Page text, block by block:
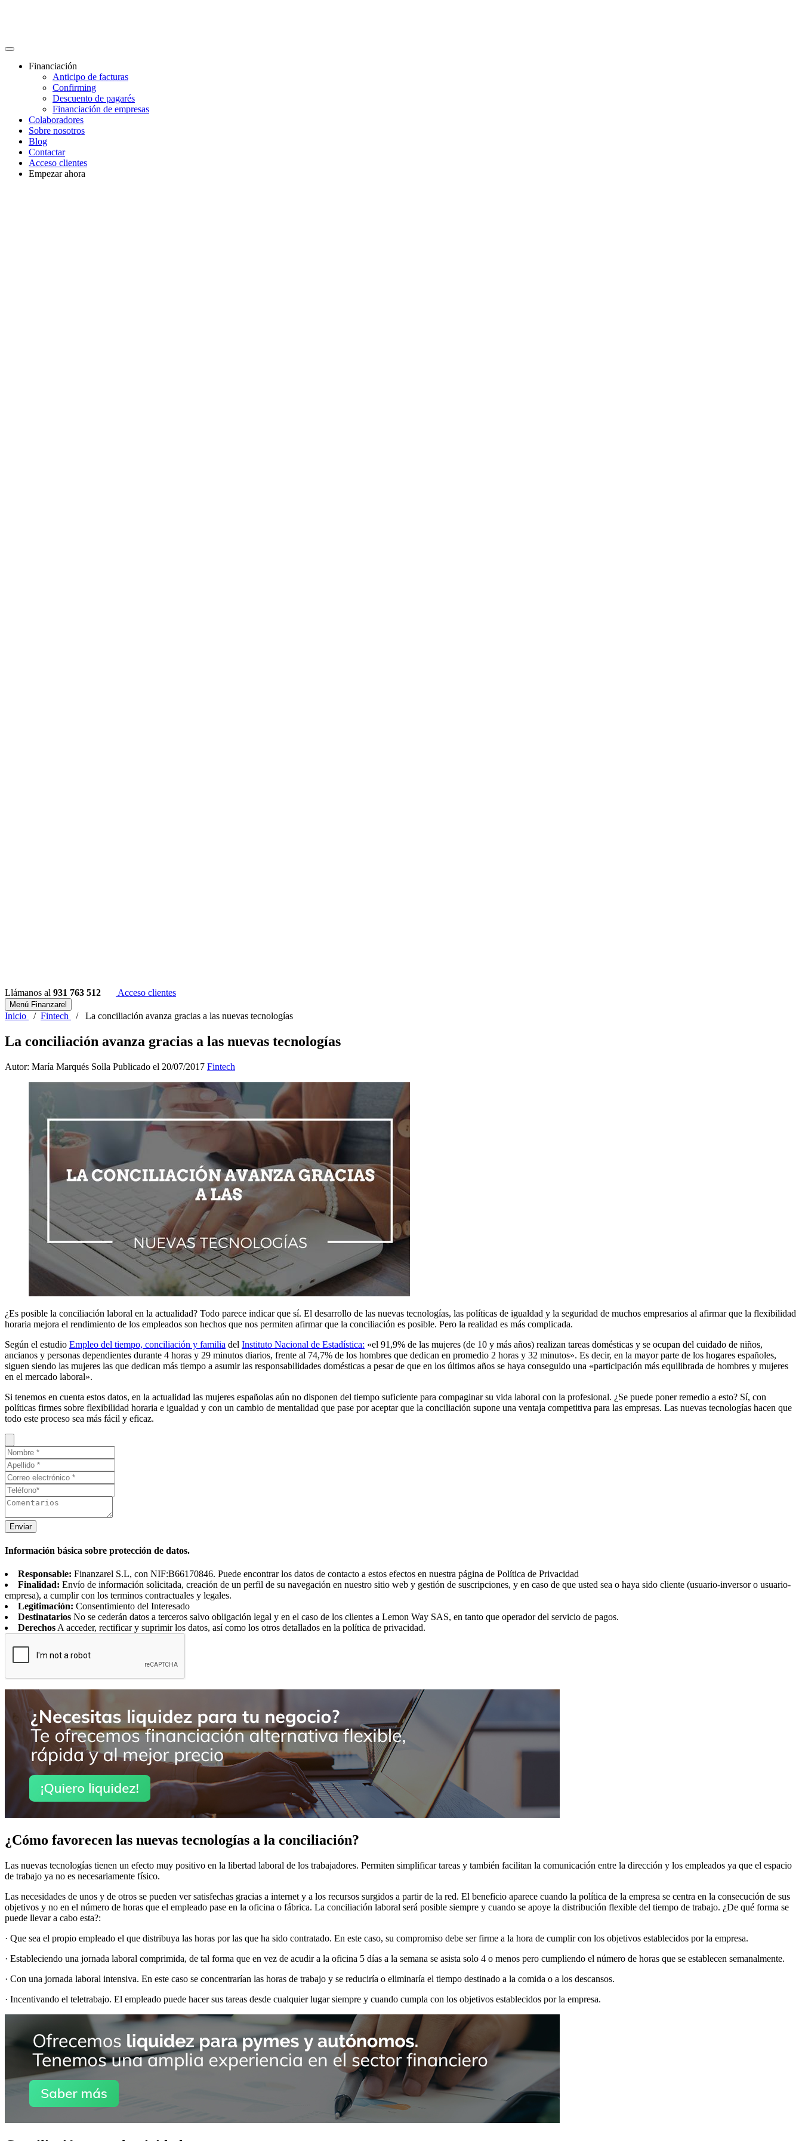
Financiación
Anticipo de facturas
Confirming
Descuento de pagarés
Financiación de empresas
Colaboradores
Sobre nosotros
Blog
Contactar
Acceso clientes
Empezar ahora
Llámanos al 931 763 512 Acceso clientes
Menú Finanzarel
Inicio / Fintech / La conciliación avanza gracias a las nuevas tecnologías
La conciliación avanza gracias a las nuevas tecnologías
Autor: María Marqués Solla Publicado el 20/07/2017 Fintech
¿Es posible la conciliación laboral en la actualidad? Todo parece indicar que sí. El desarrollo de las nuevas tecnologías, las políticas de igualdad y la seguridad de muchos empresarios al afirmar que la flexibilidad
horaria mejora el rendimiento de los empleados son hechos que nos permiten afirmar que la conciliación es posible. Pero la realidad es más complicada.
Según el estudio Empleo del tiempo, conciliación y familia del Instituto Nacional de Estadística: «el 91,9% de las mujeres (de 10 y más años) realizan tareas domésticas y se ocupan del cuidado de niños,
ancianos y personas dependientes durante 4 horas y 29 minutos diarios, frente al 74,7% de los hombres que dedican en promedio 2 horas y 32 minutos». Es decir, en la mayor parte de los hogares españoles,
siguen siendo las mujeres las que dedican más tiempo a asumir las responsabilidades domésticas a pesar de que en los últimos años se haya conseguido una «participación más equilibrada de hombres y mujeres
en el mercado laboral».
Si tenemos en cuenta estos datos, en la actualidad las mujeres españolas aún no disponen del tiempo suficiente para compaginar su vida laboral con la profesional. ¿Se puede poner remedio a esto? Sí, con
políticas firmes sobre flexibilidad horaria e igualdad y con un cambio de mentalidad que pase por aceptar que la conciliación supone una ventaja competitiva para las empresas. Las nuevas tecnologías hacen que
todo este proceso sea más fácil y eficaz.
Enviar
Información básica sobre protección de datos.
Responsable: Finanzarel S.L, con NIF:B66170846. Puede encontrar los datos de contacto a estos efectos en nuestra página de Política de Privacidad
Finalidad: Envío de información solicitada, creación de un perfil de su navegación en nuestro sitio web y gestión de suscripciones, y en caso de que usted sea o haya sido cliente (usuario-inversor o usuario-
empresa), a cumplir con los terminos contractuales y legales.
Legitimación: Consentimiento del Interesado
Destinatarios No se cederán datos a terceros salvo obligación legal y en el caso de los clientes a Lemon Way SAS, en tanto que operador del servicio de pagos.
Derechos A acceder, rectificar y suprimir los datos, así como los otros detallados en la política de privacidad.
¿Cómo favorecen las nuevas tecnologías a la conciliación?
Las nuevas tecnologías tienen un efecto muy positivo en la libertad laboral de los trabajadores. Permiten simplificar tareas y también facilitan la comunicación entre la dirección y los empleados ya que el espacio
de trabajo ya no es necesariamente físico.
Las necesidades de unos y de otros se pueden ver satisfechas gracias a internet y a los recursos surgidos a partir de la red. El beneficio aparece cuando la política de la empresa se centra en la consecución de sus
objetivos y no en el número de horas que el empleado pase en la oficina o fábrica. La conciliación laboral será posible siempre y cuando se apoye la distribución flexible del tiempo de trabajo. ¿De qué forma se
puede llevar a cabo esta?:
· Que sea el propio empleado el que distribuya las horas por las que ha sido contratado. En este caso, su compromiso debe ser firme a la hora de cumplir con los objetivos establecidos por la empresa.
· Estableciendo una jornada laboral comprimida, de tal forma que en vez de acudir a la oficina 5 días a la semana se asista solo 4 o menos pero cumpliendo el número de horas que se establecen semanalmente.
· Con una jornada laboral intensiva. En este caso se concentrarían las horas de trabajo y se reduciría o eliminaría el tiempo destinado a la comida o a los descansos.
· Incentivando el teletrabajo. El empleado puede hacer sus tareas desde cualquier lugar siempre y cuando cumpla con los objetivos establecidos por la empresa.